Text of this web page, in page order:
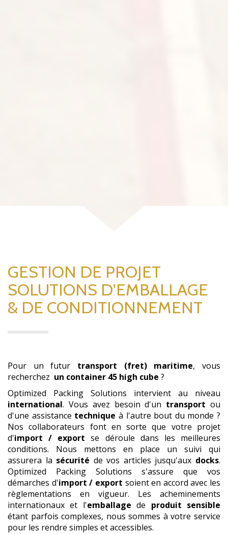
GESTION DE PROJET
SOLUTIONS D'EMBALLAGE
& DE CONDITIONNEMENT
Pour un futur transport (fret) maritime, vous
recherchez un container 45 high cube ?
Optimized Packing Solutions intervient au niveau
international. Vous avez besoin d'un transportou
d'une assistance technique à l'autre bout du monde ?
Nos collaborateurs font en sorte que votre projet
d'import / exportse déroule dans les meilleures
conditions. Nous mettons en place un suivi qui
assurera la sécurité de vos articles jusqu'aux docks.
Optimized Packing Solutions s'assure que vos
démarches d'import / export soient en accord avec les
règlementations en vigueur. Les acheminements
internationaux et l'emballagede produit sensible
étant parfois complexes, nous sommes à votre service
pour les rendre simples et accessibles.